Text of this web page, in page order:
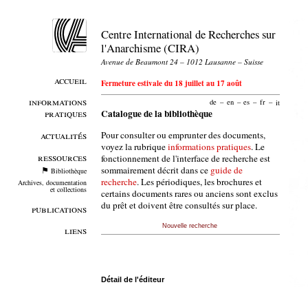
accueil
informations
pratiques
actualités
ressources
Bibliothèque
Archives, documentation
et collections
publications
liens
Centre International de Recherches sur
l'Anarchisme (CIRA)
Avenue de Beaumont 24 – 1012 Lausanne – Suisse
Fermeture estivale du 18 juillet au 17 août
de – en – es – fr – it
Catalogue de la bibliothèque
Pour consulter ou emprunter des documents,
voyez la rubriqueinformations pratiques. Le
fonctionnement de l'interface de recherche est
sommairement décrit dans ce guide de
recherche. Les périodiques, les brochures et
certains documents rares ou anciens sont exclus
du prêt et doivent être consultés sur place.
Nouvelle recherche
Détail de l'éditeur